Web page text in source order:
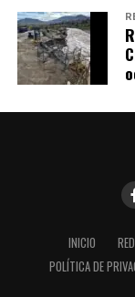
INICIO
POLÍTICA DE